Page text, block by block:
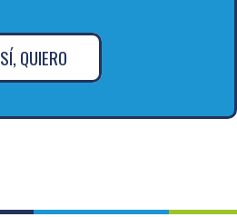
SÍ, QUIERO